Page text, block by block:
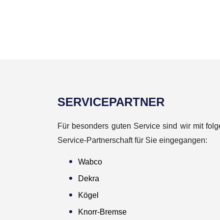
SERVICEPARTNER
Für besonders guten Service sind wir mit
Service-Partnerschaft für Sie eingegangen:
Wabco
Dekra
Kögel
Knorr-Bremse